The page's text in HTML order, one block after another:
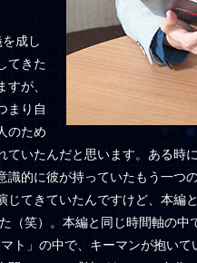
成し
てきた
が、
まり自
のため
いたんだと思います。ある時
的に彼が持っていたもう一つ
てきていたんですけど、本編
（笑）。本編と同じ時間軸の中
ト」の中で、キーマンが抱い